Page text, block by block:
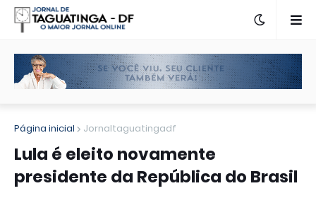
Página inicial Jornaltaguatingadf
Lula é eleito novamente
presidente da República do Brasil